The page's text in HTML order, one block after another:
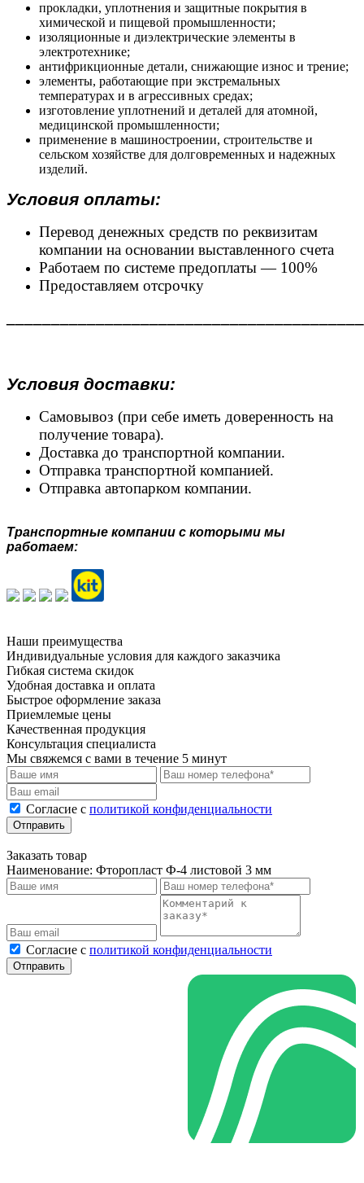
прокладки, уплотнения и защитные покрытия в
химической и пищевой промышленности;
изоляционные и диэлектрические элементы в
электротехнике;
антифрикционные детали, снижающие износ и трение;
элементы, работающие при экстремальных
температурах и в агрессивных средах;
изготовление уплотнений и деталей для атомной,
медицинской промышленности;
применение в машиностроении, строительстве и
сельском хозяйстве для долговременных и надежных
изделий.
Условия оплаты:
Перевод денежных средств по реквизитам
компании на основании выставленного счета
Работаем по системе предоплаты — 100%
Предоставляем отсрочку
Условия доставки:
Самовывоз (при себе иметь доверенность на
получение товара).
Доставка до транспортной компании.
Отправка транспортной компанией.
Отправка автопарком компании.
Транспортные компании с которыми мы
работаем:
Наши преимущества
Индивидуальные условия для каждого заказчика
Гибкая система скидок
Удобная доставка и оплата
Быстрое оформление заказа
Приемлемые цены
Качественная продукция
Консультация специалиста
Мы свяжемся с вами в течение 5 минут
Cогласие с политикой конфиденциальности
Отправить
Заказать товар
Наименование: Фторопласт Ф-4 листовой 3 мм
Cогласие с политикой конфиденциальности
Отправить